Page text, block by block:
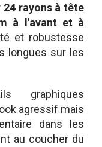
24 rayons à tête
à l'avant et à
et robustesse
longues sur les
graphiques
agressif mais
dans les
au coucher du